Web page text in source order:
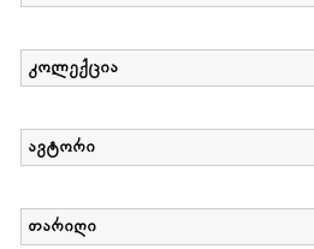
კოლექცია
ავტორი
თარიღი